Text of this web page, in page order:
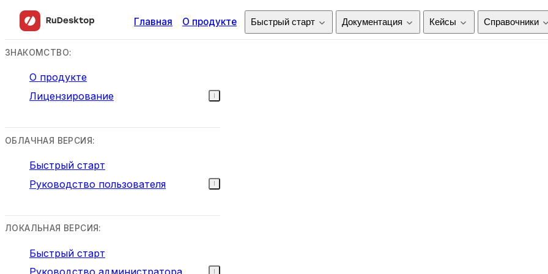
Главная О продукте Быстрый старт Документация Кейсы Справочники
ЗНАКОМСТВО:
О продукте
Лицензирование
ОБЛАЧНАЯ ВЕРСИЯ:
Быстрый старт
Руководство пользователя
ЛОКАЛЬНАЯ ВЕРСИЯ:
Быстрый старт